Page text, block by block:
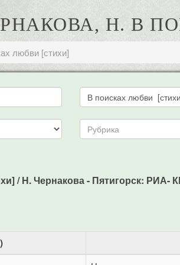
Н. В
любви [стихи]
/ Н. Чернакова - Пятигорск: РИА-